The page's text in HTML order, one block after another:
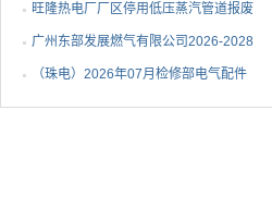
项目采购结果公告
旺隆热电厂厂区停用低压蒸汽管道报废
拆除及废旧物资处置项...
广州东部发展燃气有限公司2026-2028
年非开挖燃气管道精确...
（珠电）2026年07月检修部电气配件
1批成交候选人公示